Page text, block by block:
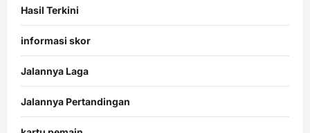
Hasil Terkini
informasi skor
Jalannya Laga
Jalannya Pertandingan